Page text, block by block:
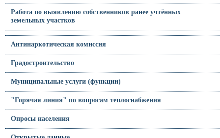
Работа по выявлению собственников ранее учтённых
земельных участков
Антинаркотическая комиссия
Градостроительство
Муниципальные услуги (функции)
"Горячая линия" по вопросам теплоснабжения
Опросы населения